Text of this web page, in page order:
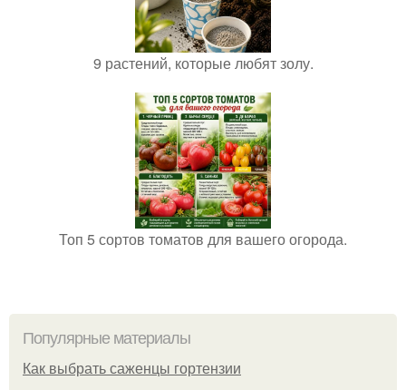
9 растений, которые любят золу.
Топ 5 сортов томатов для вашего огорода.
Популярные материалы
Как выбрать саженцы гортензии